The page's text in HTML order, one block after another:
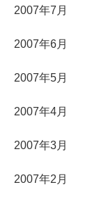
2007年7月
2007年6月
2007年5月
2007年4月
2007年3月
2007年2月